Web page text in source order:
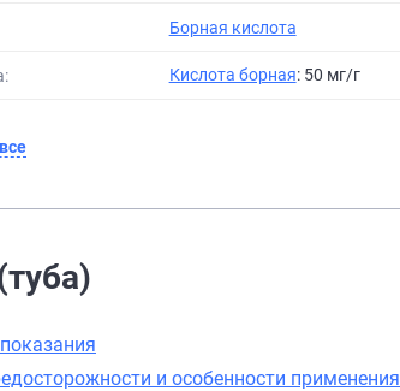
Борная кислота
Кислота борная: 50 мг/г
и особенности применения